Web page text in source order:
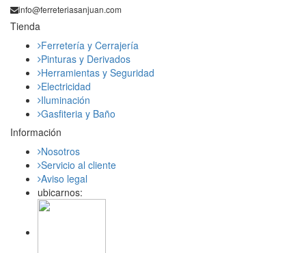
info@ferreteriasanjuan.com
Tienda
Ferretería y Cerrajería
Pinturas y Derivados
Herramientas y Seguridad
Electricidad
Iluminación
Gasfiteria y Baño
Información
Nosotros
Servicio al cliente
Aviso legal
ubicarnos: